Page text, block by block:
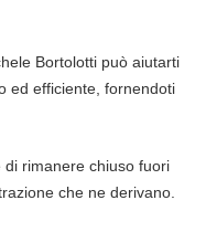
Bortolotti può aiutarti
ed efficiente, fornendoti
rimanere chiuso fuori
che ne derivano.